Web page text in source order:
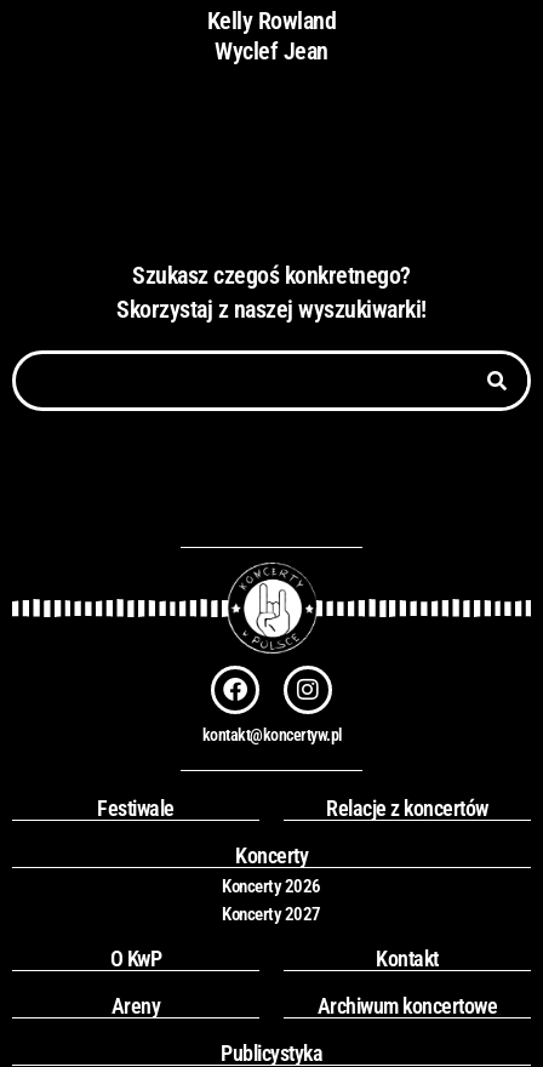
Kelly Rowland
Wyclef Jean
Szukasz czegoś konkretnego?
Skorzystaj z naszej wyszukiwarki!
S
z
F
a
c
e
b
o
k
I
n
s
t
a
r
a
m
kontakt@koncertyw.pl
Festiwale
Relacje z koncertów
Koncerty
Koncerty 2026
Koncerty 2027
O KwP
Kontakt
Areny
Archiwum koncertowe
Publicystyka